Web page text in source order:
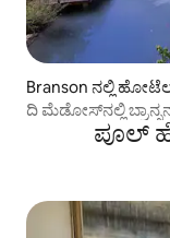
Branson ನಲ್ಲಿ
ದಿ ಮೆಡೋಸ್‌ನಲ್ಲಿ
ಪೂಲ್